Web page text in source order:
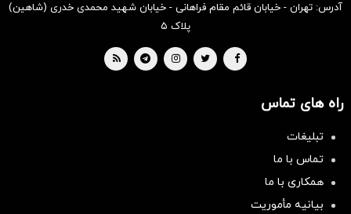
آدرس: تهران - خیابان قائم مقام فراهانی - خیابان شهید محمدی خدری (شاهین)
پلاک ۵
راه های تماس
تبلیغات
تماس با ما
همکاری با ما
بیانیه مأموریت